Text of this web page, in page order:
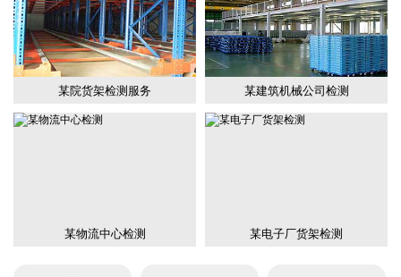
某院货架检测服务 某建筑机械公司检测
某物流中心检测 某电子厂货架检测